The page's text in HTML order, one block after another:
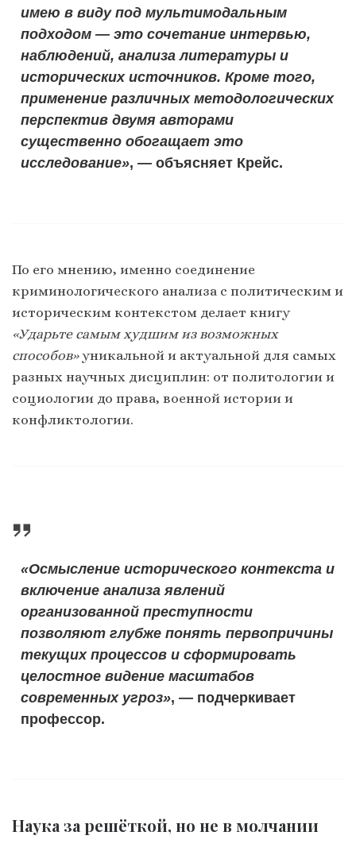
имею в виду под мультимодальным
подходом — это сочетание интервью,
наблюдений, анализа литературы и
исторических источников. Кроме того,
применение различных методологических
перспектив двумя авторами
существенно обогащает это
исследование», — объясняет Крейс.
По его мнению, именно соединение
криминологического анализа с политическим и
историческим контекстом делает книгу
«Ударьте самым худшим из возможных
способов»уникальной и актуальной для самых
разных научных дисциплин: от политологии и
социологии до права, военной истории и
конфликтологии.
«Осмысление исторического контекста и
включение анализа явлений
организованной преступности
позволяют глубже понять первопричины
текущих процессов и сформировать
целостное видение масштабов
современных угроз», — подчеркивает
профессор.
Наука за решёткой, но не в молчании